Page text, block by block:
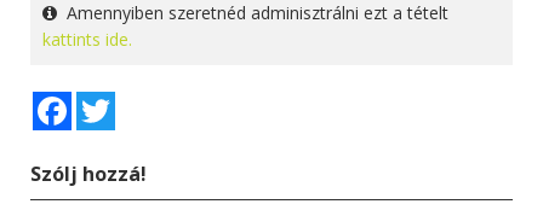
Amennyiben szeretnéd adminisztrálni ezt a tételt
kattints ide.
Facebook
Szólj hozzá!